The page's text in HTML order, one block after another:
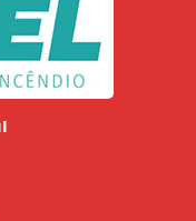
de
Contra